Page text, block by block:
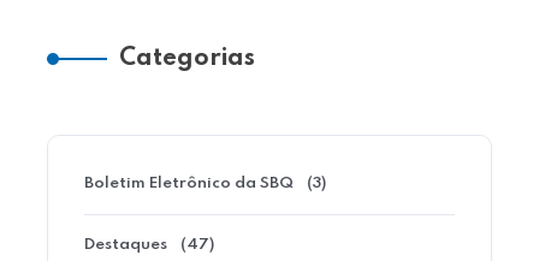
Categorias
Boletim Eletrônico da SBQ (3)
Destaques (47)